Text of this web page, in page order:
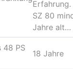
SZ 80
Jahre alt…
48 PS
18 Jahre